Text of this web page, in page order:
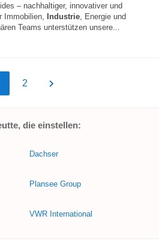
– nachhaltiger, innovativer und
Immobilien,
Industrie, Energie und
Teams unterstützen unsere...
2
die einstellen:
Dachser
Plansee Group
VWR International